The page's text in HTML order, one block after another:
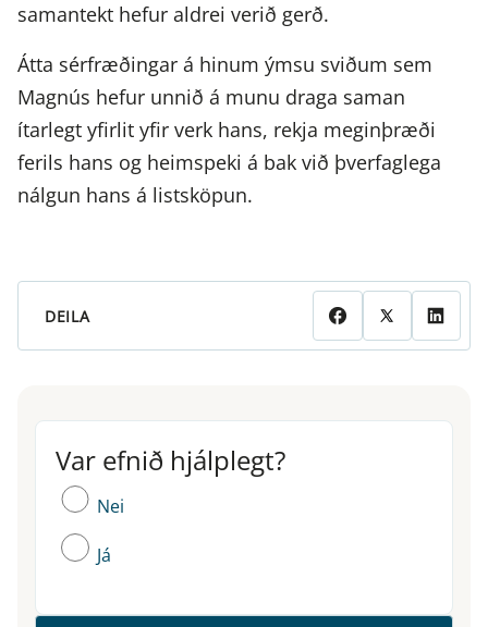
samantekt hefur aldrei verið gerð.
Átta sérfræðingar á hinum ýmsu sviðum sem
Magnús hefur unnið á munu draga saman
ítarlegt yfirlit yfir verk hans, rekja meginþræði
ferils hans og heimspeki á bak við þverfaglega
nálgun hans á listsköpun.
DEILA
Var efnið hjálplegt?
Var efnið hjálplegt?
Nei
Já